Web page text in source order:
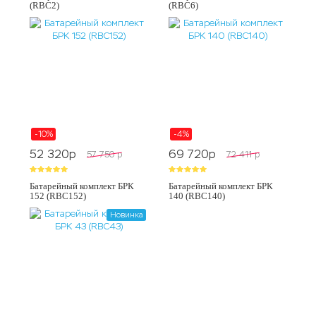
(RBC2)
(RBC6)
-10%
52 320p 57 750 p
Батарейный комплект БРК
152 (RBC152)
-4%
69 720p 72 411 p
Батарейный комплект БРК
140 (RBC140)
Новинка